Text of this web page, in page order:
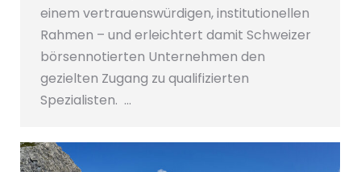
einem vertrauenswürdigen, institutionellen
Rahmen – und erleichtert damit Schweizer
börsennotierten Unternehmen den
gezielten Zugang zu qualifizierten
Spezialisten. …